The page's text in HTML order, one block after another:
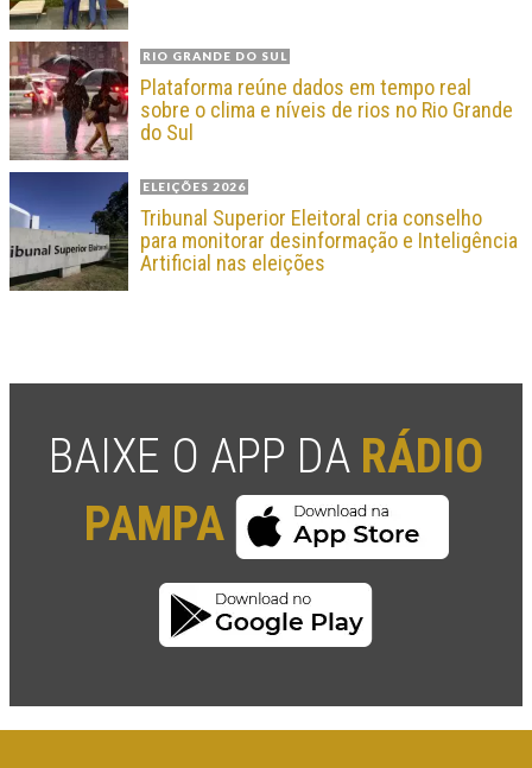
RIO GRANDE DO SUL
Plataforma reúne dados em tempo real
sobre o clima e níveis de rios no Rio Grande
do Sul
ELEIÇÕES 2026
Tribunal Superior Eleitoral cria conselho
para monitorar desinformação e Inteligência
Artificial nas eleições
BAIXE O APP DA RÁDIO
PAMPA